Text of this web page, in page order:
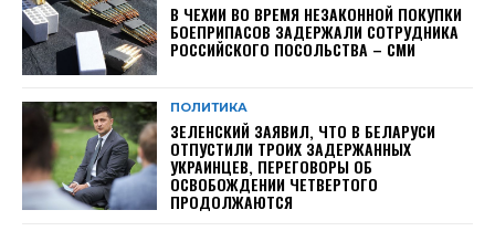
В ЧЕХИИ ВО ВРЕМЯ НЕЗАКОННОЙ ПОКУПКИ
БОЕПРИПАСОВ ЗАДЕРЖАЛИ СОТРУДНИКА
РОССИЙСКОГО ПОСОЛЬСТВА – СМИ
ПОЛИТИКА
ЗЕЛЕНСКИЙ ЗАЯВИЛ, ЧТО В БЕЛАРУСИ
ОТПУСТИЛИ ТРОИХ ЗАДЕРЖАННЫХ
УКРАИНЦЕВ, ПЕРЕГОВОРЫ ОБ
ОСВОБОЖДЕНИИ ЧЕТВЕРТОГО
ПРОДОЛЖАЮТСЯ